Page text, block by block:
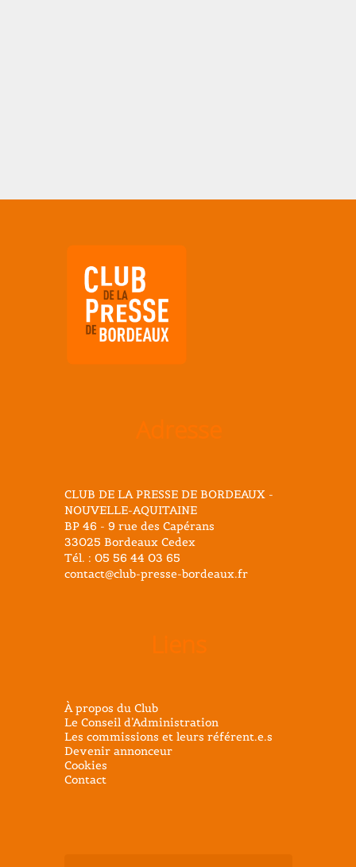
CLUB DE LA PRESSE DE BORDEAUX -
NOUVELLE-AQUITAINE
BP 46 - 9 rue des Capérans
33025 Bordeaux Cedex
Tél. : 05 56 44 03 65
contact@club-presse-bordeaux.fr
À propos du Club
Le Conseil d’Administration
Les commissions et leurs référent.e.s
Devenir annonceur
Cookies
Contact